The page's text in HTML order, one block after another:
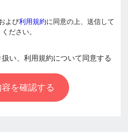
よび利用規約に同意の上、送信して
ください。
扱い、利用規約について同意する
容を確認する